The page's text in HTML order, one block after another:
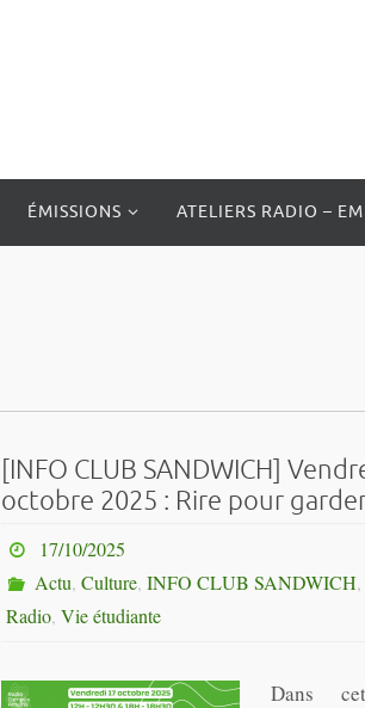
ÉMISSIONS ATELIERS RADIO –
[INFO CLUB SANDWICH]
octobre 2025 : Rire pour
17/10/2025
Actu,Culture,INFO CLUB SANDWICH
Radio, Vie étudiante
Dans